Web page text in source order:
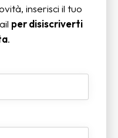
inserisci il tuo
per disiscriverti
.